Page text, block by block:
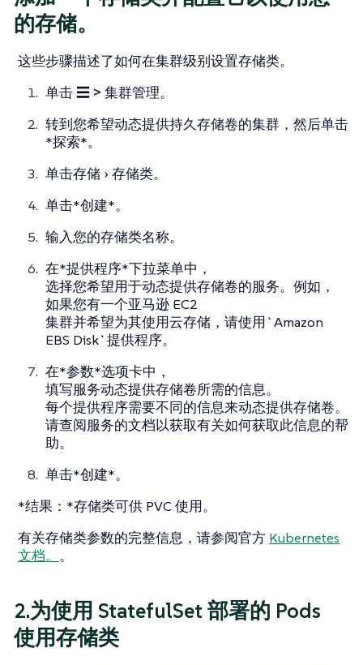
的存储。
这些步骤描述了如何在集群级别设置存储类。
单击 ☰ > 集群管理。
转到您希望动态提供持久存储卷的集群，然后单击
*探索*。
单击存储 存储类。
单击*创建*。
输入您的存储类名称。
在*提供程序*下拉菜单中，
选择您希望用于动态提供存储卷的服务。例如，
如果您有一个亚马逊 EC2
集群并希望为其使用云存储，请使用`Amazon
EBS Disk`提供程序。
在*参数*选项卡中，
填写服务动态提供存储卷所需的信息。
每个提供程序需要不同的信息来动态提供存储卷。
请查阅服务的文档以获取有关如何获取此信息的帮
助。
单击*创建*。
*结果：*存储类可供 PVC 使用。
有关存储类参数的完整信息，请参阅官方 Kubernetes
文档。 。
2.为使用 StatefulSet 部署的 Pods
使用存储类